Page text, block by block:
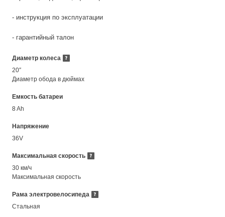
- инструкция по эксплуатации
- гарантийный талон
Диаметр колеса
20″
Диаметр обода в дюймах
Емкость батареи
8 Ah
Напряжение
36V
Максимальная скорость
30 км/ч
Максимальная скорость
Рама электровелосипеда
Стальная